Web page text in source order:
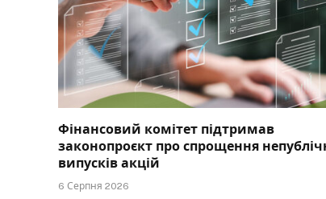
Фінансовий комітет підтримав
законопроєкт про спрощення
випусків акцій
6 Серпня 2026